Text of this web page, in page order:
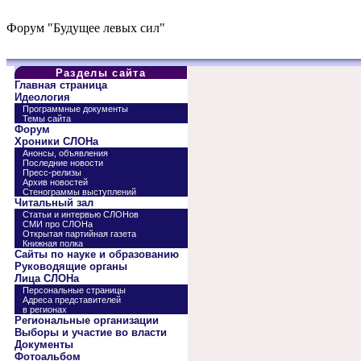
Форум "Будущее левых сил"
Разделы сайта
Главная страница
Идеология
Программные документы
Темы сайта
Форум
Хроники СЛОНа
Анонсы, объявления
Последние новости
Пресс-релизы
Архив новостей
Стенограммы выступлений
Читальный зал
Статьи и интервью СЛОНов
СМИ про СЛОНа
Открытая партийная газета
Книжная полка
Сайты по науке и образованию
Руководящие органы
Лица СЛОНа
Персональные страницы
Адреса представителей
в регионах
Региональные организации
Выборы и участие во власти
Документы
Фотоальбом